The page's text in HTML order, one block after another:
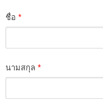
ชื่อ*
นามสกุล*